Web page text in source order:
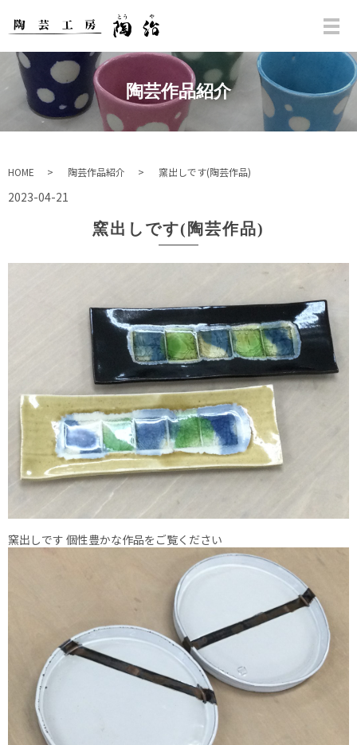
陶芸作品紹介
HOME 陶芸作品紹介 窯出しです(陶芸作品)
2023-04-21
窯出しです(陶芸作品)
窯出しです 個性豊かな作品をご覧ください